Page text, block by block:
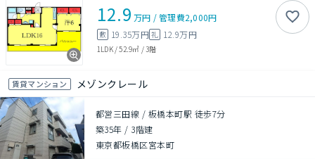
12.9 万円 /管理費2,000円
敷 19.35万円礼 12.9万円
1LDK/52.9㎡ /3階
賃貸マンション メゾンクレール
都営三田線 / 板橋本町駅 徒歩7分
築35年 / 3階建
東京都板橋区宮本町